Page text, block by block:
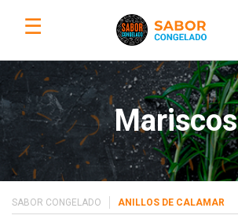
☰
Mariscos
SABOR CONGELADO ANILLOS DE CALAMAR